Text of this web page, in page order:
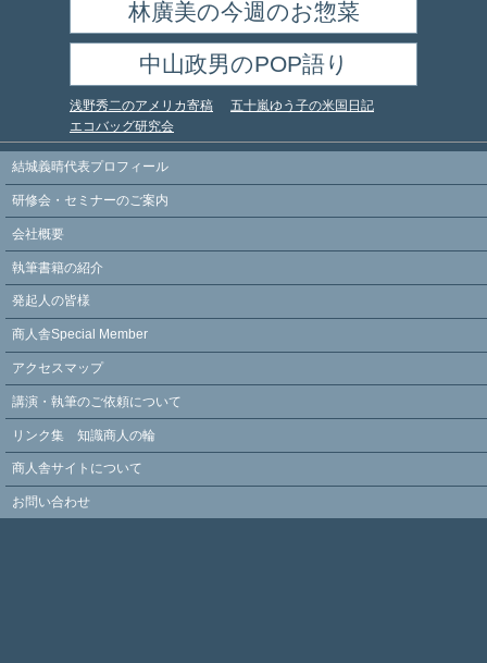
林廣美の今週のお惣菜
浅野秀二のアメリカ寄稿 五十嵐ゆう子の米国日記
中山政男のPOP語り
エコバッグ研究会
結城義晴代表プロフィール
研修会・セミナーのご案内
会社概要
執筆書籍の紹介
発起人の皆様
商人舎Special Member
アクセスマップ
講演・執筆のご依頼について
リンク集 知識商人の輪
商人舎サイトについて
お問い合わせ